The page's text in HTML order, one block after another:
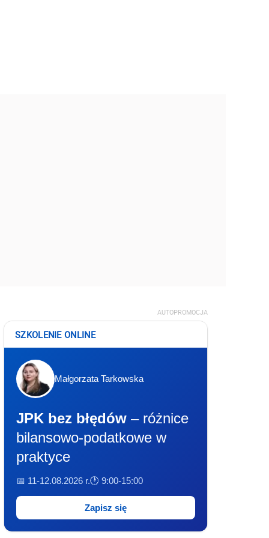
AUTOPROMOCJA
SZKOLENIE ONLINE
Małgorzata Tarkowska
JPK bez błędów – różnice
bilansowo-podatkowe w
praktyce
📅 11-12.08.2026 r.🕐 9:00-15:00
Zapisz się